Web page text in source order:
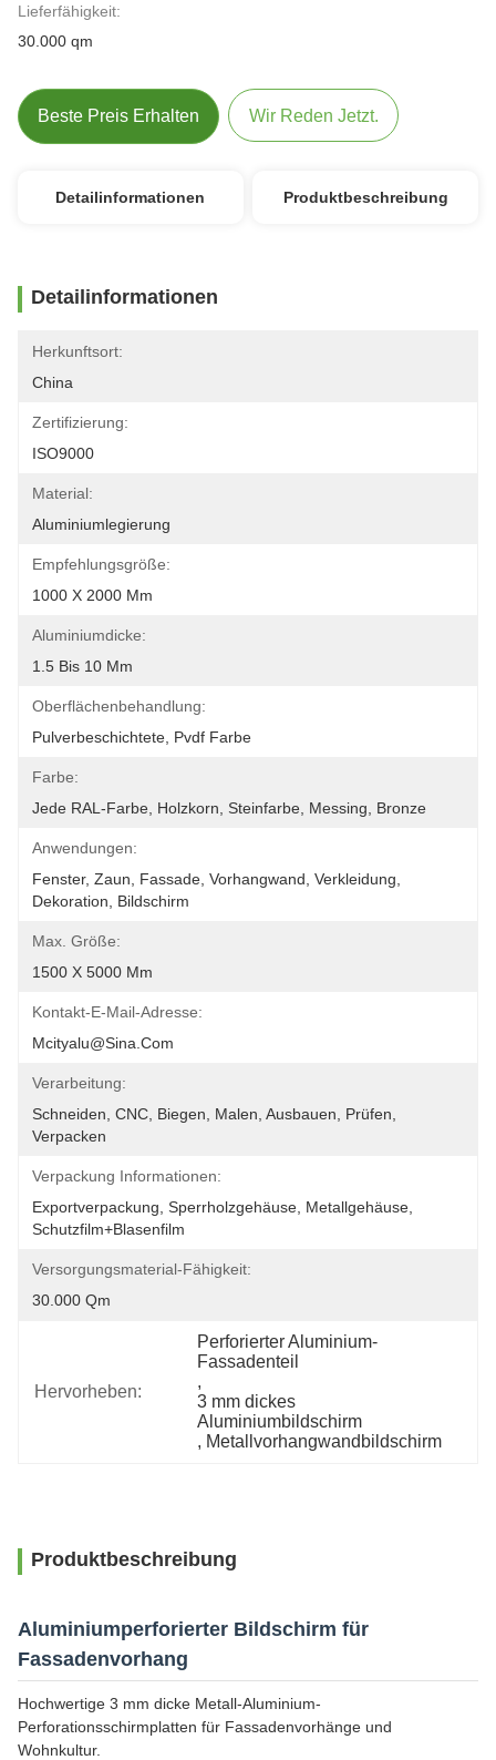
Lieferfähigkeit:
30.000 qm
Beste Preis Erhalten Wir Reden Jetzt.
Detailinformationen Produktbeschreibung
Detailinformationen
Herkunftsort:
China
Zertifizierung:
ISO9000
Material:
Aluminiumlegierung
Empfehlungsgröße:
1000 X 2000 Mm
Aluminiumdicke:
1.5 Bis 10 Mm
Oberflächenbehandlung:
Pulverbeschichtete, Pvdf Farbe
Farbe:
Jede RAL-Farbe, Holzkorn, Steinfarbe, Messing, Bronze
Anwendungen:
Fenster, Zaun, Fassade, Vorhangwand, Verkleidung,
Dekoration, Bildschirm
Max. Größe:
1500 X 5000 Mm
Kontakt-E-Mail-Adresse:
Mcityalu@sina.com
Verarbeitung:
Schneiden, CNC, Biegen, Malen, Ausbauen, Prüfen,
Verpacken
Verpackung Informationen:
Exportverpackung, Sperrholzgehäuse, Metallgehäuse,
Schutzfilm+Blasenfilm
Versorgungsmaterial-Fähigkeit:
30.000 Qm
Hervorheben:
Perforierter Aluminium-
Fassadenteil
,
3 mm dickes
Aluminiumbildschirm
, Metallvorhangwandbildschirm
Produktbeschreibung
Aluminiumperforierter Bildschirm für
Fassadenvorhang
Hochwertige 3 mm dicke Metall-Aluminium-
Perforationsschirmplatten für Fassadenvorhänge und
Wohnkultur.